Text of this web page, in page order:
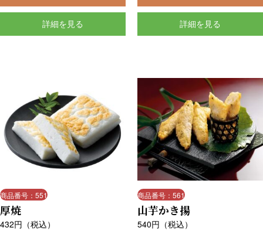
詳細を見る 詳細を見る
商品番号：551
厚焼
432円（税込）
商品番号：561
山芋かき揚
540円（税込）